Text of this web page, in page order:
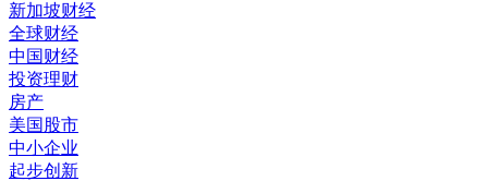
新加坡财经
全球财经
中国财经
投资理财
房产
美国股市
中小企业
起步创新